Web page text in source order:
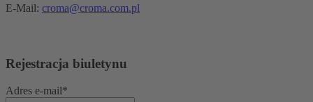
E-Mail: croma@croma.com.pl
Rejestracja biuletynu
Adres e-mail*